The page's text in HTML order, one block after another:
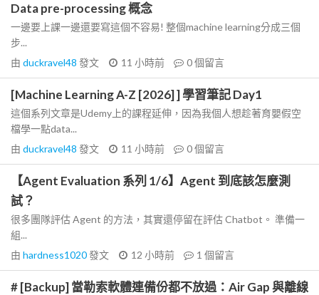
Data pre-processing 概念
一邊要上課一邊還要寫這個不容易! 整個machine learning分成三個
步...
由 duckravel48 發文 11 小時前 0個留言
[Machine Learning A-Z [2026] ] 學習筆記 Day1
這個系列文章是Udemy上的課程延伸，因為我個人想趁著育嬰假空
檔學一點data...
由 duckravel48 發文 11 小時前 0個留言
【Agent Evaluation 系列 1/6】Agent 到底該怎麼測
試？
很多團隊評估 Agent 的方法，其實還停留在評估 Chatbot。 準備一
組...
由 hardness1020發文 12 小時前 1 個留言
# [Backup] 當勒索軟體連備份都不放過：Air Gap 與離線